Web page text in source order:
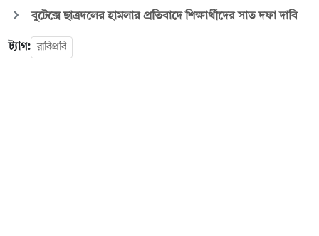
বুটেক্সে ছাত্রদলের হামলার প্রতিবাদে শিক্ষার্থীদের সাত দফা দাবি
ট্যাগ: রাবিপ্রবি